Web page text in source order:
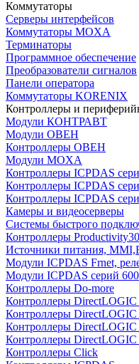
Коммутаторы
Серверы интерфейсов
Коммутаторы MOXA
Терминаторы
Программное обеспечение
Преобразователи сигналов
Панели оператора
Коммутаторы KORENIX
Контроллеры и
Модули КОНТРАВТ
Модули ОВЕН
Контроллеры ОВЕН
Модули MOXA
Контроллеры ICPDAS
Контроллеры ICPDAS
Контроллеры ICPDAS
Камеры и видеосерверы
Системы быстрого
Контроллеры
Источники питания,
Модули ICPDAS Frnet,
Модули ICPDAS серий
Контроллеры Do-more
Контроллеры DirectLOGIC
Контроллеры DirectLOGIC
Контроллеры DirectLOGIC
Контроллеры DirectLOGIC
Контроллеры Click